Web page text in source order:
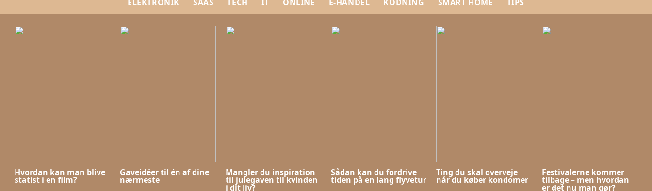
ELEKTRONIK SAAS TECH IT ONLINE E-HANDEL KODNING SMART HOME TIPS
Hvordan kan man blive
statist i en film?
Gaveidéer til én af dine
nærmeste
Mangler du inspiration
til julegaven til kvinden
i dit liv?
Sådan kan du fordrive
tiden på en lang flyvetur
Ting du skal overveje
når du køber kondomer
Festivalerne kommer
tilbage – men hvordan
er det nu man gør?